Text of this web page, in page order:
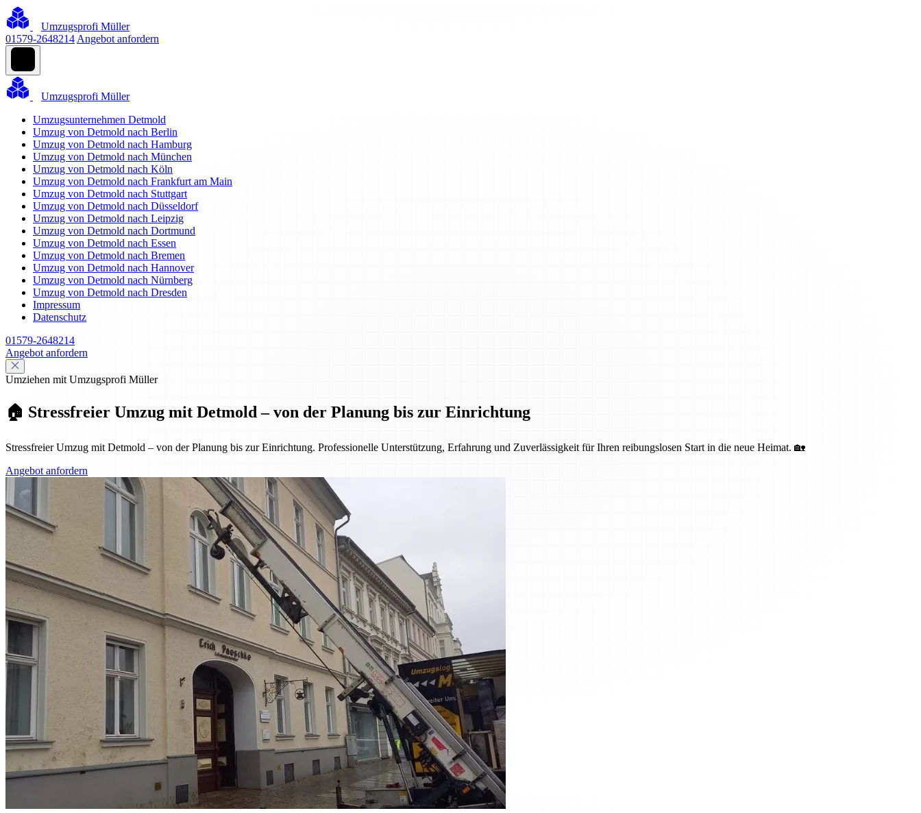
Umzugsprofi Müller
01579-2648214 Angebot anfordern
Umzugsprofi Müller
Umzugsunternehmen Detmold
Umzug von Detmold nach Berlin
Umzug von Detmold nach Hamburg
Umzug von Detmold nach München
Umzug von Detmold nach Köln
Umzug von Detmold nach Frankfurt am Main
Umzug von Detmold nach Stuttgart
Umzug von Detmold nach Düsseldorf
Umzug von Detmold nach Leipzig
Umzug von Detmold nach Dortmund
Umzug von Detmold nach Essen
Umzug von Detmold nach Bremen
Umzug von Detmold nach Hannover
Umzug von Detmold nach Nürnberg
Umzug von Detmold nach Dresden
Impressum
Datenschutz
01579-2648214
Angebot anfordern
Umziehen mit Umzugsprofi Müller
🏠 Stressfreier Umzug mit Detmold – von der Planung bis zur Einrichtung
Stressfreier Umzug mit Detmold – von der Planung bis zur Einrichtung. Professionelle Unterstützung, Erfahrung und Zuverlässigkeit für Ihren reibungslosen Start in die neue Heimat. 🏡
Angebot anfordern